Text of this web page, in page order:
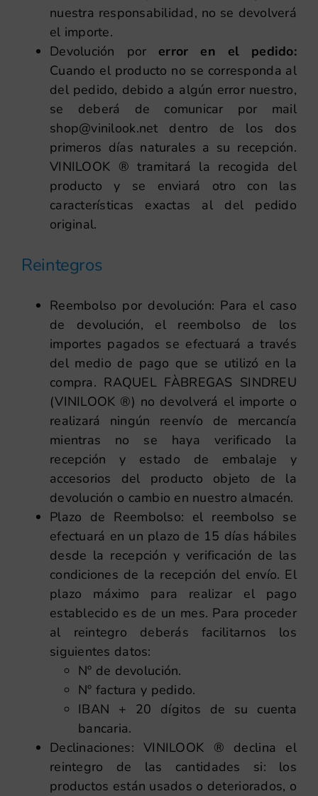
nuestra responsabilidad, no se devolverá
el importe.
Devolución por error en el pedido:
Cuando el producto no se corresponda al
del pedido, debido a algún error nuestro,
se deberá de comunicar por mail
shop@vinilook.netdentro de los dos
primeros días naturales a su recepción.
VINILOOK ® tramitará la recogida del
producto y se enviará otro con las
características exactas al del pedido
original.
Reintegros
Reembolso por devolución: Para el caso
de devolución, el reembolso de los
importes pagados se efectuará a través
del medio de pago que se utilizó en la
compra. RAQUEL FÀBREGAS SINDREU
(VINILOOK ®) no devolverá el importe o
realizará ningún reenvío de mercancía
mientras no se haya verificado la
recepción y estado de embalaje y
accesorios del producto objeto de la
devolución o cambio en nuestro almacén.
Plazo de Reembolso: el reembolso se
efectuará en un plazo de 15 días hábiles
desde la recepción y verificación de las
condiciones de la recepción del envío. El
plazo máximo para realizar el pago
establecido es de un mes. Para proceder
al reintegro deberás facilitarnos los
siguientes datos:
Nº de devolución.
Nº factura y pedido.
IBAN + 20 dígitos de su cuenta
bancaria.
Declinaciones: VINILOOK ® declina el
reintegro de las cantidades si: los
productos están usados o deteriorados, o